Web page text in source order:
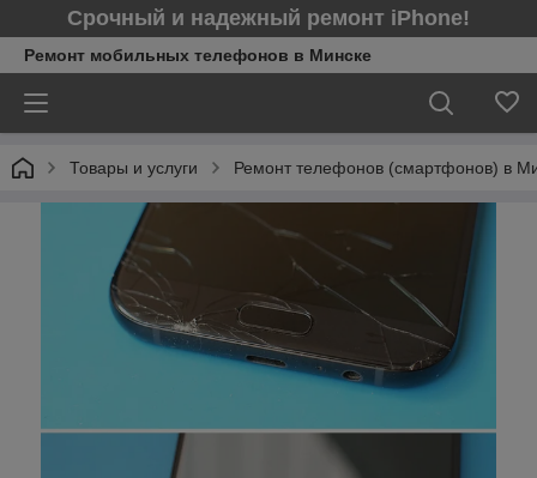
Срочный и надежный ремонт iPhone!
Ремонт мобильных телефонов в Минcке
Товары и услуги Ремонт телефонов (смартфонов) в